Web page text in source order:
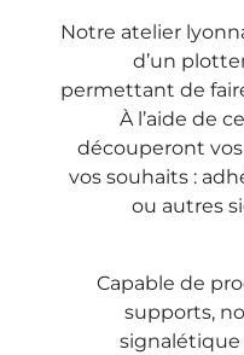
Notre atelier
d’un
permettant de
À l’aide de
découperont
vos souhaits :
ou autres
Capable de
supports,
signalétique